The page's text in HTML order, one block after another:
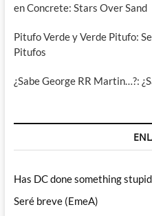
en Concrete: Stars Over Sand
Pitufo Verde y Verde Pitufo:
Pitufos
¿Sabe George RR Martin…?:
Has DC done something
Seré breve (EmeA)